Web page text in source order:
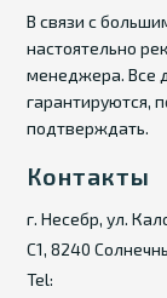
В связи с
настоятельно
менеджера. Все
гарантируются,
подтверждать.
Контакты
г. Несебр, ул.
С1, 8240
Tel: